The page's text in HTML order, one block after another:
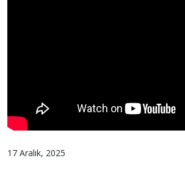
17 Aralık, 2025